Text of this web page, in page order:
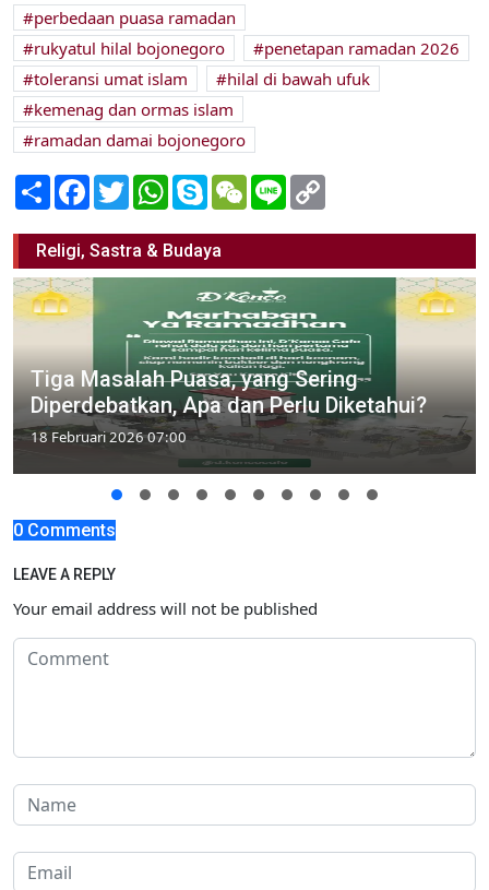
perbedaan puasa ramadan
rukyatul hilal bojonegoro
penetapan ramadan 2026
toleransi umat islam
hilal di bawah ufuk
kemenag dan ormas islam
ramadan damai bojonegoro
Share Facebook
TwitterWhatsApp
SkypeWeChatLine
Religi, Sastra & Budaya
Tiga Masalah Puasa, yang Sering
Diperdebatkan, Apa dan Perlu Diketahui?
18 Februari 2026 07:00
0 Comments
LEAVE A REPLY
Your email address will not be published